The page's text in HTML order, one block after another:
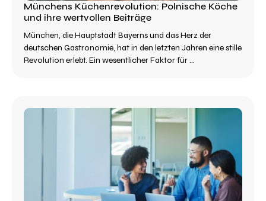
Münchens Küchenrevolution: Polnische Köche
und ihre wertvollen Beiträge
München, die Hauptstadt Bayerns und das Herz der
deutschen Gastronomie, hat in den letzten Jahren eine stille
Revolution erlebt. Ein wesentlicher Faktor für ...